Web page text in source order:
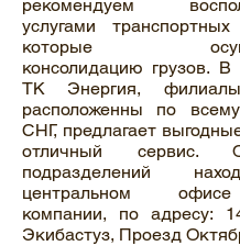
рекомендуем
услугами
которые
консолидацию грузов. В
ТК Энергия,
расположенны по
СНГ, предлагает
отличный сервис.
подразделений
центральном
компании, по адресу:
Экибастуз, Проезд